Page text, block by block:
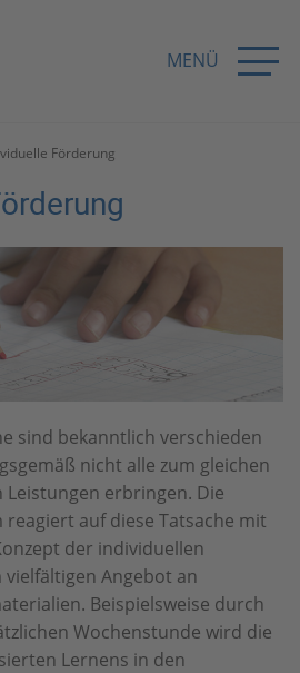
MENÜ
Förderung
sind bekanntlich verschieden
nicht alle zum gleichen
erbringen. Die
reagiert auf diese Tatsache mit
der individuellen
Angebot an
Beispielsweise durch
Wochenstunde wird die
Lernens in den